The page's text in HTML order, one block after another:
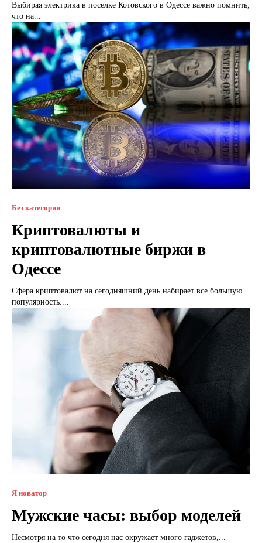
Выбирая электрика в поселке Котовского в Одессе важно помнить,
что на...
Без категории
Криптовалюты и
криптовалютные биржи в
Одессе
Сфера криптовалют на сегодняшний день набирает все большую
популярность....
Я новатор
Мужские часы: выбор моделей
Несмотря на то что сегодня нас окружает много гаджетов,...